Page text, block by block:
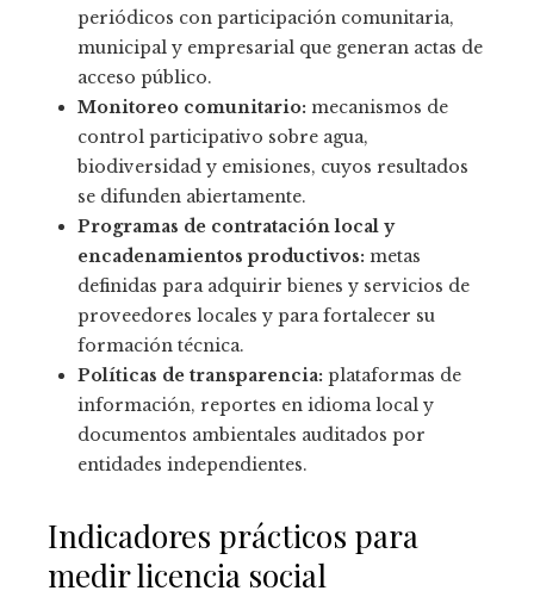
periódicos con participación comunitaria,
municipal y empresarial que generan actas de
acceso público.
Monitoreo comunitario: mecanismos de
control participativo sobre agua,
biodiversidad y emisiones, cuyos resultados
se difunden abiertamente.
Programas de contratación local y
encadenamientos productivos: metas
definidas para adquirir bienes y servicios de
proveedores locales y para fortalecer su
formación técnica.
Políticas de transparencia: plataformas de
información, reportes en idioma local y
documentos ambientales auditados por
entidades independientes.
Indicadores prácticos para
medir licencia social